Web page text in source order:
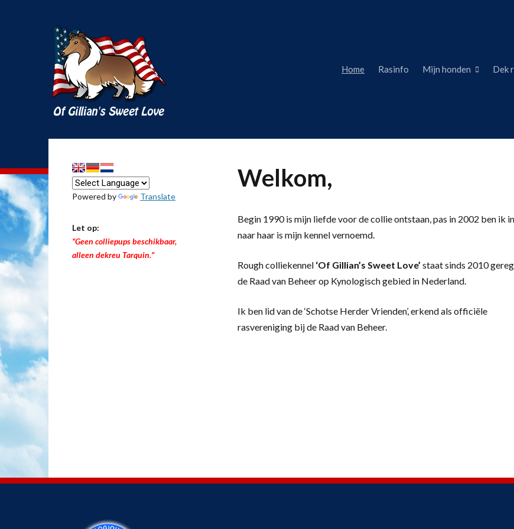
Home Rasinfo Mijn honden Dek
Welkom,
Begin 1990 is mijn liefde voor de collie ontstaan, pas in 2002 ben ik
naar haar is mijn kennel vernoemd.
Rough colliekennel ‘Of Gillian’s Sweet Love’ staat sinds 2010
de Raad van Beheer op Kynologisch gebied in Nederland.
Ik ben lid van de ‘Schotse Herder Vrienden’, erkend als officiële
rasvereniging bij de Raad van Beheer.
Powered by Translate
Let op:
“Geen colliepups beschikbaar,
alleen dekreu Tarquin.”